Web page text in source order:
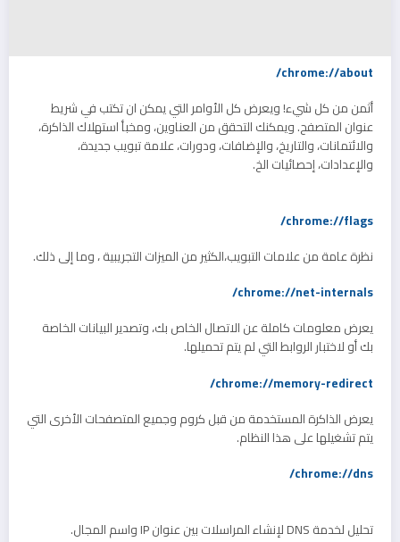
chrome://about/
أثمن من كل شيء! ويعرض كل الأوامر التي يمكن ان تكتب في شريط
عنوان المتصفح. ويمكنك التحقق من العناوين، ومخبأ استهلاك الذاكرة،
والائتمانات، والتاريخ، والإضافات، ودورات، علامة تبويب جديدة،
والإعدادات، إحصائيات الخ.
chrome://flags/
نظرة عامة من علامات التبويب،الكثير من الميزات التجريبية ، وما إلى ذلك.
chrome://net-internals/
يعرض معلومات كاملة عن الاتصال الخاص بك، وتصدير البيانات الخاصة
بك أو لاختبار الروابط التي لم يتم تحميلها.
chrome://memory-redirect/
يعرض الذاكرة المستخدمة من قبل كروم وجميع المتصفحات الأخرى التي
يتم تشغيلها على هذا النظام.
chrome://dns/
تحليل لخدمة DNS لإنشاء المراسلات بين عنوان IP واسم المجال.